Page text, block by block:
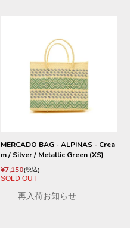
MERCADO BAG - ALPINAS - Crea
m / Silver / Metallic Green (XS)
¥7,150 税込
SOLD OUT
再入荷お知らせ